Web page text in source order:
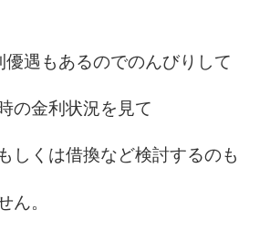
優遇もあるのでのんびりして
の金利状況を見て
しくは借換など検討するのも
ん。